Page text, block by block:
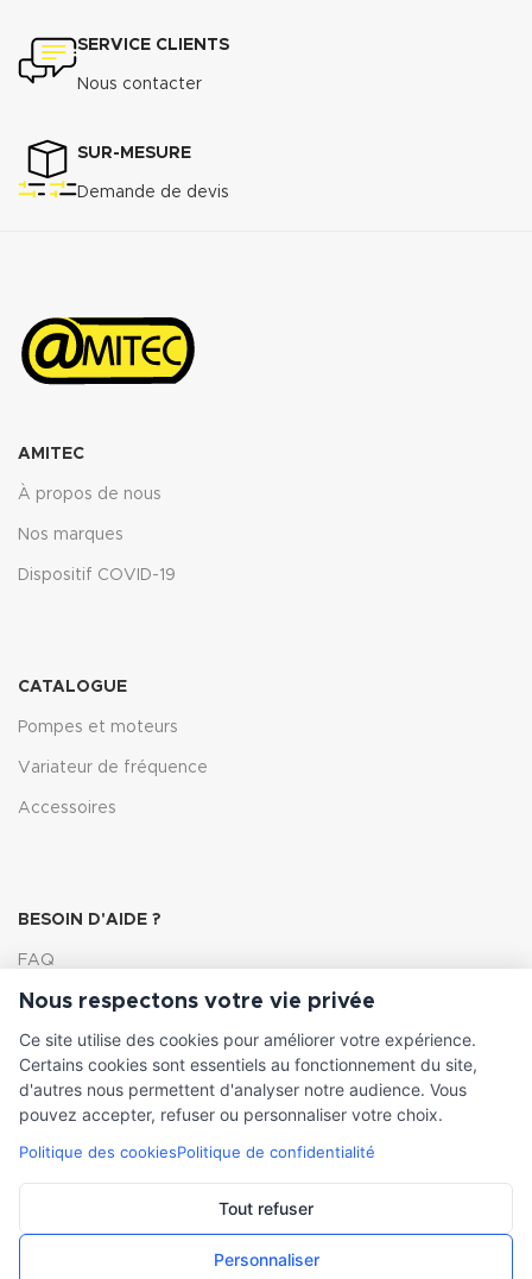
SERVICE CLIENTS
Nous contacter
SUR-MESURE
Demande de devis
AMITEC
À propos de nous
Nos marques
Dispositif COVID-19
CATALOGUE
Pompes et moteurs
Variateur de fréquence
Accessoires
BESOIN D'AIDE ?
FAQ
Lexique
Comment choisir ma pompe
INFORMATIONS LÉGALES
Mentions légales
Nous respectons votre vie privée
Ce site utilise des cookies pour améliorer votre expérience.
Certains cookies sont essentiels au fonctionnement du site,
d'autres nous permettent d'analyser notre audience. Vous
pouvez accepter, refuser ou personnaliser votre choix.
Politique des cookiesPolitique de confidentialité
Tout refuser
Personnaliser